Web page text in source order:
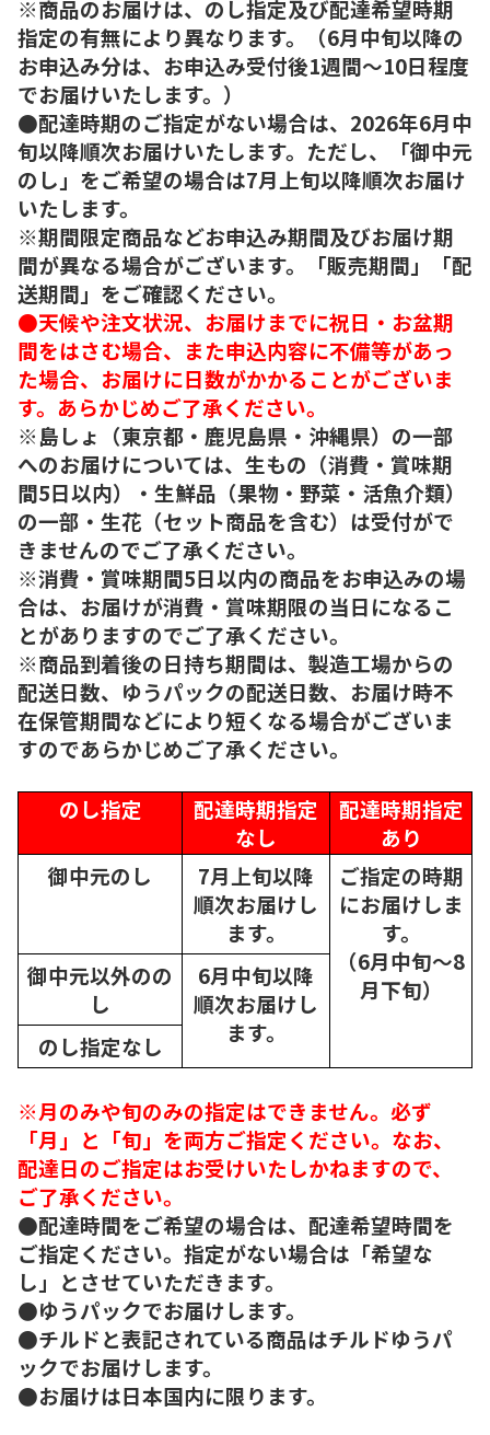
※商品のお届けは、のし指定及び配達希望時期
指定の有無により異なります。（6月中旬以降の
お申込み分は、お申込み受付後1週間～10日程度
でお届けいたします。）
●配達時期のご指定がない場合は、2026年6月中
旬以降順次お届けいたします。ただし、「御中元
のし」をご希望の場合は7月上旬以降順次お届け
いたします。
※期間限定商品などお申込み期間及びお届け期
間が異なる場合がございます。「販売期間」「配
送期間」をご確認ください。
●天候や注文状況、お届けまでに祝日・お盆期
間をはさむ場合、また申込内容に不備等があっ
た場合、お届けに日数がかかることがございま
す。あらかじめご了承ください。
※島しょ（東京都・鹿児島県・沖縄県）の一部
へのお届けについては、生もの（消費・賞味期
間5日以内）・生鮮品（果物・野菜・活魚介類）
の一部・生花（セット商品を含む）は受付がで
きませんのでご了承ください。
※消費・賞味期間5日以内の商品をお申込みの場
合は、お届けが消費・賞味期限の当日になるこ
とがありますのでご了承ください。
※商品到着後の日持ち期間は、製造工場からの
配送日数、ゆうパックの配送日数、お届け時不
在保管期間などにより短くなる場合がございま
すのであらかじめご了承ください。
のし指定
配達時期指定
なし
配達時期指定
あり
御中元のし
7月上旬以降
順次お届けし
ます。
ご指定の時期
にお届けしま
す。
（6月中旬～8
月下旬）
御中元以外のの
し
6月中旬以降
順次お届けし
ます。
のし指定なし
※月のみや旬のみの指定はできません。必ず
「月」と「旬」を両方ご指定ください。なお、
配達日のご指定はお受けいたしかねますので、
ご了承ください。
●配達時間をご希望の場合は、配達希望時間を
ご指定ください。指定がない場合は「希望な
し」とさせていただきます。
●ゆうパックでお届けします。
●チルドと表記されている商品はチルドゆうパ
ックでお届けします。
●お届けは日本国内に限ります。